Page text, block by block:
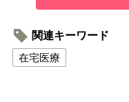
関連キーワード
在宅医療